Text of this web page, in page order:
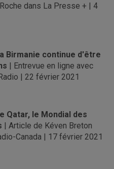
dans La Presse + | 4
Birmanie continue d'être
| Entrevue en ligne avec
| 22 février 2021
Qatar, le Mondial des
| Article de Kéven Breton
Canada | 17 février 2021